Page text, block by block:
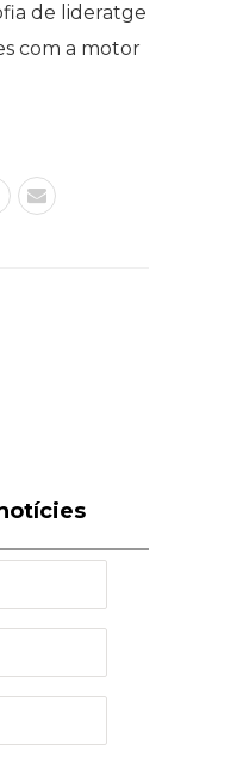
de lideratge
com a motor